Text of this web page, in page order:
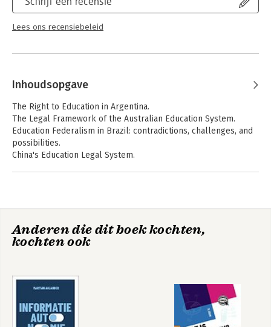
Education Law, university faculty and classes (whether involved
in teacher preparation or educational leadership), legal
practitioners, and university libraries.
Lees ons recensiebeleid
Inhoudsopgave
The Right to Education in Argentina.
The Legal Framework of the Australian Education System.
Education Federalism in Brazil: contradictions, challenges, and
possibilities.
China's Education Legal System.
Anderen die dit boek kochten,
kochten ook